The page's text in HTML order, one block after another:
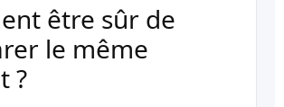
être sûr de
le même
?